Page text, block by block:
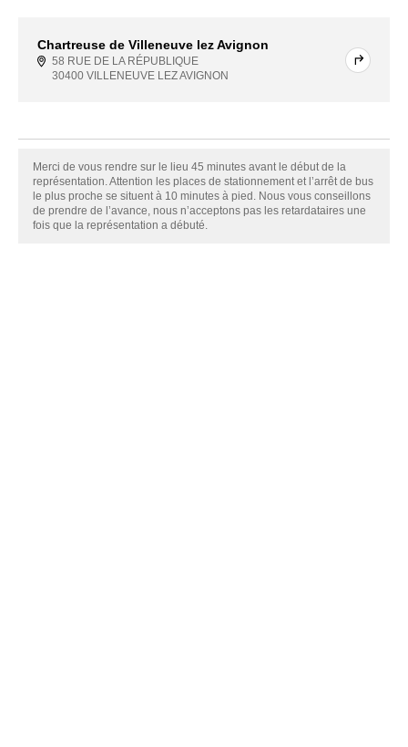
Chartreuse de Villeneuve lez Avignon
58 RUE DE LA RÉPUBLIQUE
30400 VILLENEUVE LEZ AVIGNON
Merci de vous rendre sur le lieu 45 minutes avant le début de la
représentation. Attention les places de stationnement et l’arrêt de bus
le plus proche se situent à 10 minutes à pied. Nous vous conseillons
de prendre de l’avance, nous n’acceptons pas les retardataires une
fois que la représentation a débuté.